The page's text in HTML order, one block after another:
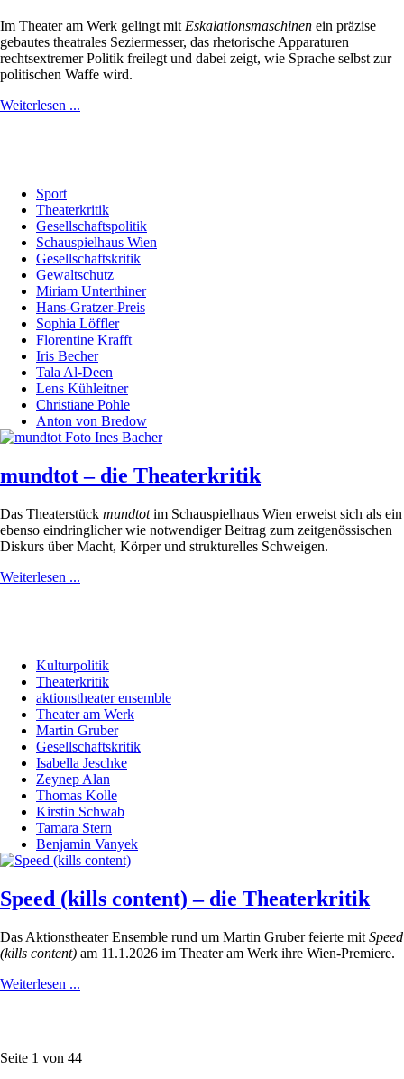
Im Theater am Werk gelingt mit Eskalationsmaschinen ein präzise
gebautes theatrales Seziermesser, das rhetorische Apparaturen
rechtsextremer Politik freilegt und dabei zeigt, wie Sprache selbst zur
politischen Waffe wird.
Weiterlesen ...
Sport
Theaterkritik
Gesellschaftspolitik
Schauspielhaus Wien
Gesellschaftskritik
Gewaltschutz
Miriam Unterthiner
Hans-Gratzer-Preis
Sophia Löffler
Florentine Krafft
Iris Becher
Tala Al-Deen
Lens Kühleitner
Christiane Pohle
Anton von Bredow
mundtot – die Theaterkritik
Das Theaterstück mundtotim Schauspielhaus Wien erweist sich als ein
ebenso eindringlicher wie notwendiger Beitrag zum zeitgenössischen
Diskurs über Macht, Körper und strukturelles Schweigen.
Weiterlesen ...
Kulturpolitik
Theaterkritik
aktionstheater ensemble
Theater am Werk
Martin Gruber
Gesellschaftskritik
Isabella Jeschke
Zeynep Alan
Thomas Kolle
Kirstin Schwab
Tamara Stern
Benjamin Vanyek
Speed (kills content) – die Theaterkritik
Das Aktionstheater Ensemble rund um Martin Gruber feierte mit Speed
(kills content) am 11.1.2026 im Theater am Werk ihre Wien-Premiere.
Weiterlesen ...
Seite 1 von 44